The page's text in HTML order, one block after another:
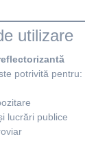
utilizare
potrivită pentru:
lucrări publice